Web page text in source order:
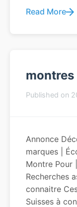
Read More
montres
Published on
Annonce
marques |
Montre Pour
Recherches
connaitre
Suisses à